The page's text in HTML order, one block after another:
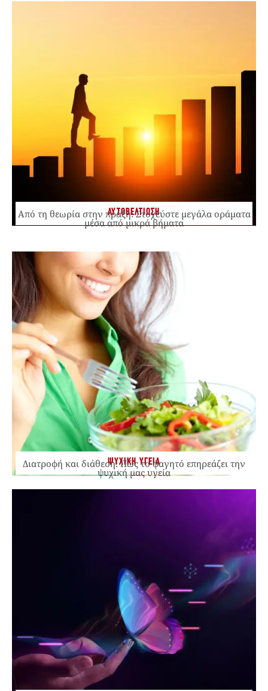
ΑΥΤΟΒΕΛΤΙΩΣΗ
Από τη θεωρία στην πράξη: Στοχεύστε μεγάλα οράματα
μέσα από μικρά βήματα
ΨΥΧΙΚΗ ΥΓΕΙΑ
Διατροφή και διάθεση: Πώς το φαγητό επηρεάζει την
ψυχική μας υγεία